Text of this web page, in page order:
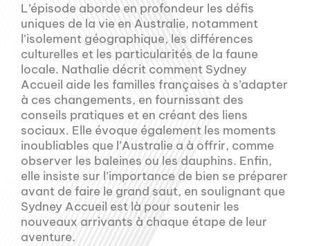
L’épisode aborde en profondeur les défis
uniques de la vie en Australie, notamment
l’isolement géographique, les différences
culturelles et les particularités de la faune
locale. Nathalie décrit comment Sydney
Accueil aide les familles françaises à s’adapter
à ces changements, en fournissant des
conseils pratiques et en créant des liens
sociaux. Elle évoque également les moments
inoubliables que l’Australie a à offrir, comme
observer les baleines ou les dauphins. Enfin,
elle insiste sur l’importance de bien se préparer
avant de faire le grand saut, en soulignant que
Sydney Accueil est là pour soutenir les
nouveaux arrivants à chaque étape de leur
aventure.